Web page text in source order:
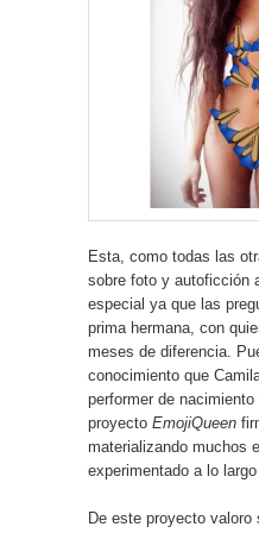
Esta, como todas las
sobre foto y autoficción
especial ya que las
prima hermana, con
meses de diferencia.
conocimiento que
performer de
proyecto EmojiQueen
materializando muchos
experimentado a lo
De este proyecto